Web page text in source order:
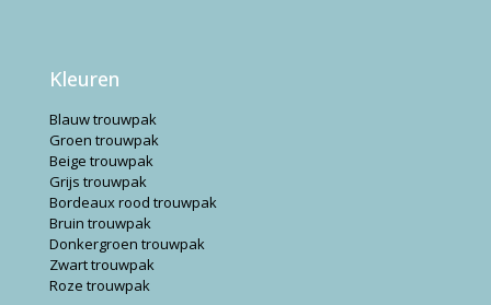
Kleuren
Blauw trouwpak
Groen trouwpak
Beige trouwpak
Grijs trouwpak
Bordeaux rood trouwpak
Bruin trouwpak
Donkergroen trouwpak
Zwart trouwpak
Roze trouwpak